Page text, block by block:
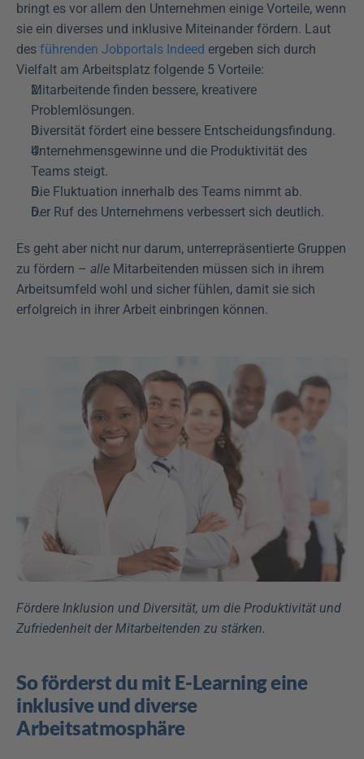
bringt es vor allem den Unternehmen einige Vorteile, wenn
sie ein diverses und inklusive Miteinander fördern. Laut
des führenden Jobportals Indeed ergeben sich durch
Vielfalt am Arbeitsplatz folgende 5 Vorteile:
Mitarbeitende finden bessere, kreativere
Problemlösungen.
Diversität fördert eine bessere Entscheidungsfindung.
Unternehmensgewinne und die Produktivität des
Teams steigt.
Die Fluktuation innerhalb des Teams nimmt ab.
Der Ruf des Unternehmens verbessert sich deutlich.
Es geht aber nicht nur darum, unterrepräsentierte Gruppen
zu fördern – alle Mitarbeitenden müssen sich in ihrem
Arbeitsumfeld wohl und sicher fühlen, damit sie sich
erfolgreich in ihrer Arbeit einbringen können.
Fördere Inklusion und Diversität, um die Produktivität und
Zufriedenheit der Mitarbeitenden zu stärken.
So förderst du mit E-Learning eine
inklusive und diverse
Arbeitsatmosphäre